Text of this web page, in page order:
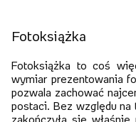
Fotoksiążka
Fotoksiążka to coś
wymiar prezentowania
pozwala zachować
postaci. Bez względu
zakończyła się